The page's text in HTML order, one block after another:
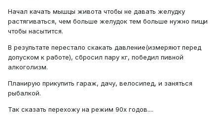
Начал качать мышцы живота чтобы не давать желудку
растягиваться, чем больше желудок тем больше нужно пищи
чтобы насытится.
В результате перестало скакать давление(измеряют перед
допуском к работе), сбросил пару кг, победил пивной
алкоголизм.
Планирую прикупить гараж, дачу, велосипед, и заняться
рыбалкой.
Так сказать перехожу на режим 90x годов....